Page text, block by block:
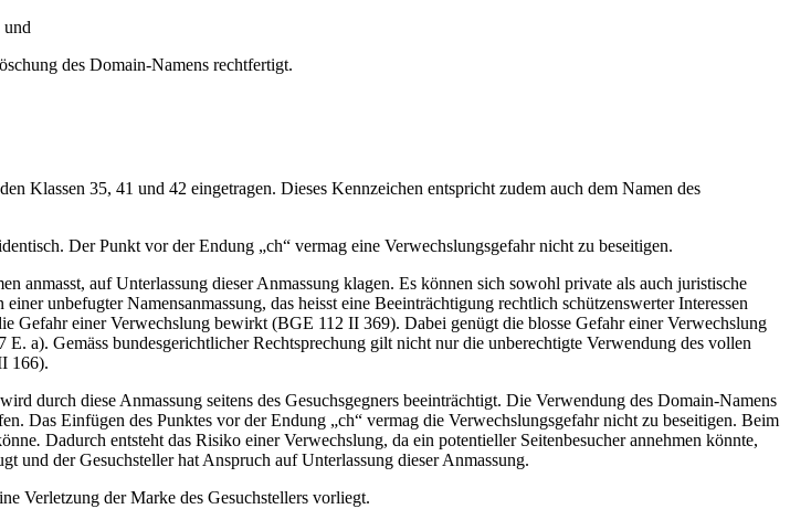
und
des Domain-Namens rechtfertigt.
Klassen 35, 41 und 42 eingetragen. Dieses Kennzeichen entspricht zudem auch dem Namen des
Der Punkt vor der Endung „ch“ vermag eine Verwechslungsgefahr nicht zu beseitigen.
auf Unterlassung dieser Anmassung klagen. Es können sich sowohl private als auch juristische
unbefugter Namensanmassung, das heisst eine Beeinträchtigung rechtlich schützenswerter Interessen
einer Verwechslung bewirkt (BGE 112 II 369). Dabei genügt die blosse Gefahr einer Verwechslung
a). Gemäss bundesgerichtlicher Rechtsprechung gilt nicht nur die unberechtigte Verwendung des vollen
166).
durch diese Anmassung seitens des Gesuchsgegners beeinträchtigt. Die Verwendung des Domain-Namens
Das Einfügen des Punktes vor der Endung „ch“ vermag die Verwechslungsgefahr nicht zu beseitigen. Beim
. Dadurch entsteht das Risiko einer Verwechslung, da ein potentieller Seitenbesucher annehmen könnte,
und der Gesuchsteller hat Anspruch auf Unterlassung dieser Anmassung.
Verletzung der Marke des Gesuchstellers vorliegt.